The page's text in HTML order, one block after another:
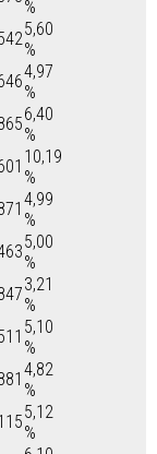
%
5,60
%
4,97
%
6,40
%
10,19
%
4,99
%
5,00
%
3,21
%
5,10
%
4,82
%
5,12
%